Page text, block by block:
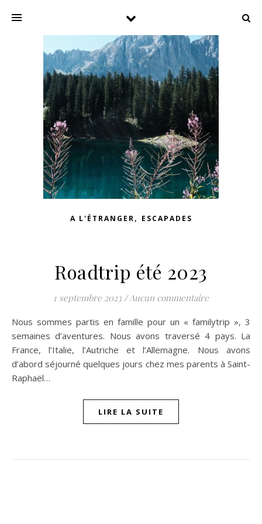
A L'ÉTRANGER, ESCAPADES
Roadtrip été 2023
1 septembre 2023 /Aucun commentaire
Nous sommes partis en famille pour un « familytrip », 3
semaines d’aventures. Nous avons traversé 4 pays. La
France, l’Italie, l’Autriche et l’Allemagne. Nous avons
d’abord séjourné quelques jours chez mes parents à Saint-
Raphaël…
LIRE LA SUITE